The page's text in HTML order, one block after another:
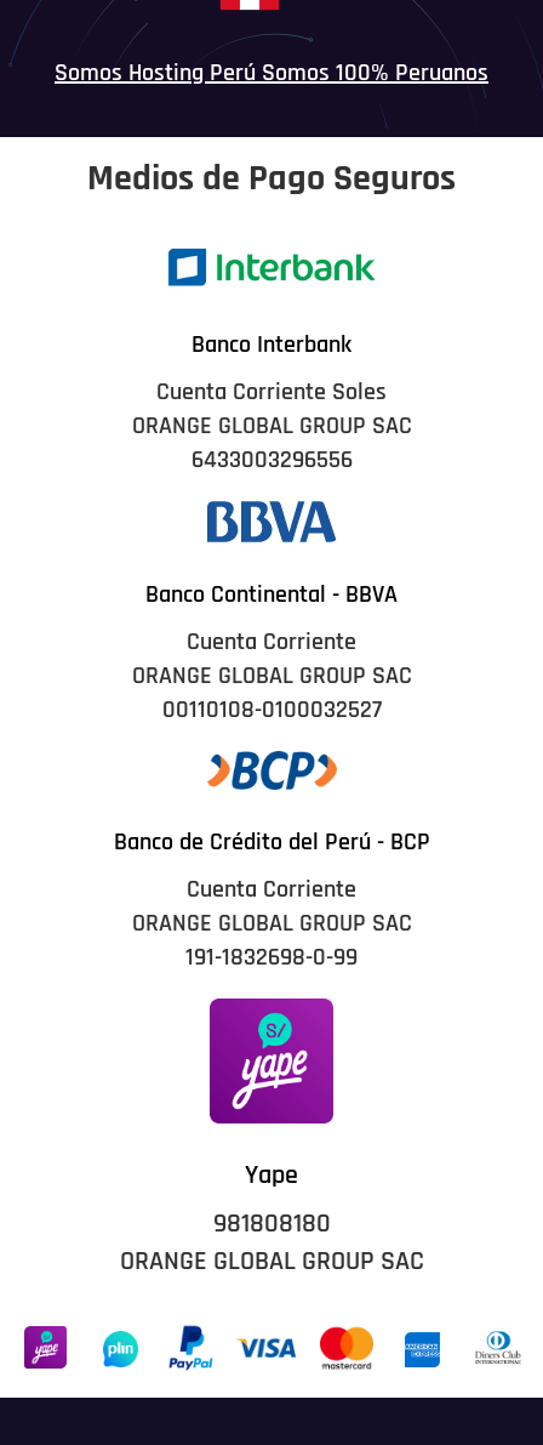
Somos Hosting Perú Somos 100% Peruanos
Medios de Pago Seguros
Banco Interbank
Cuenta Corriente Soles
ORANGE GLOBAL GROUP SAC
6433003296556
Banco Continental - BBVA
Cuenta Corriente
ORANGE GLOBAL GROUP SAC
00110108-0100032527
Banco de Crédito del Perú - BCP
Cuenta Corriente
ORANGE GLOBAL GROUP SAC
191-1832698-0-99
Yape
981808180
ORANGE GLOBAL GROUP SAC